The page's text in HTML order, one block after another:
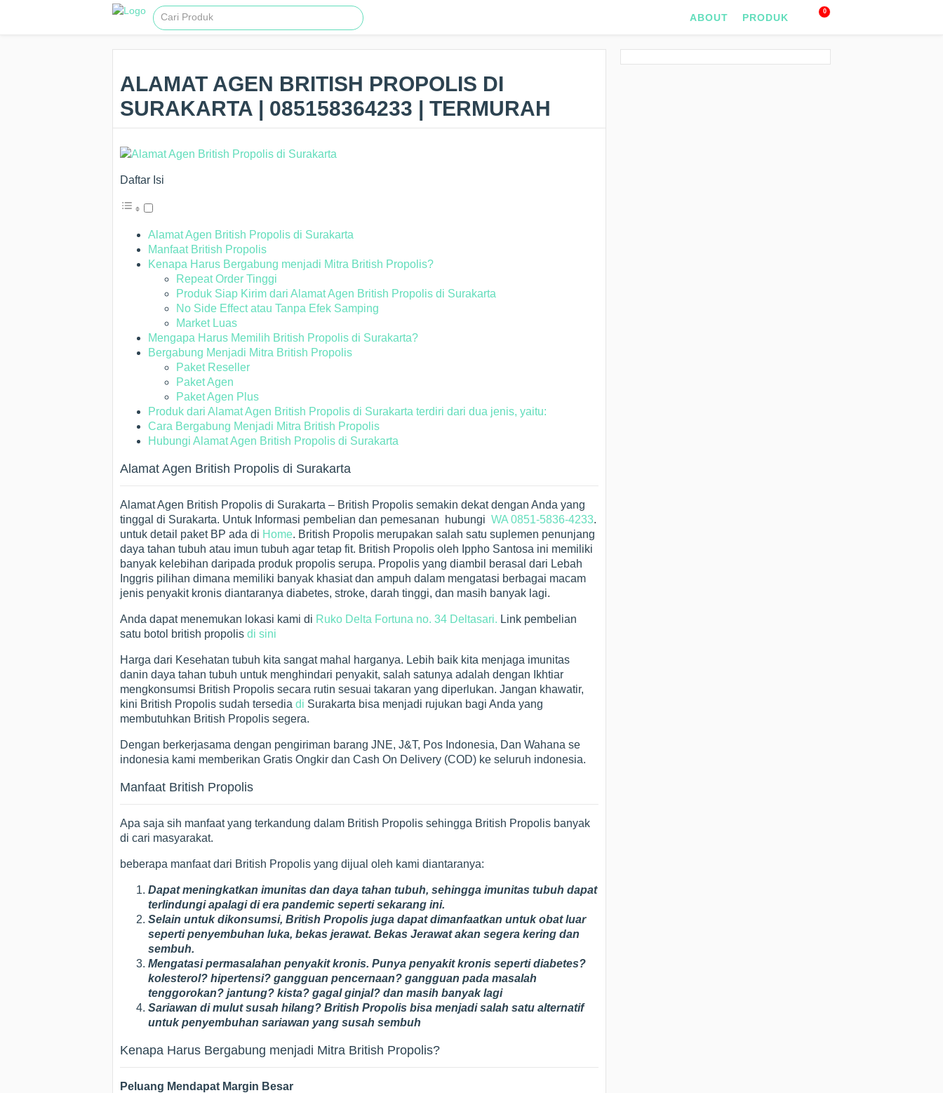
0
ABOUT PRODUK
ALAMAT AGEN BRITISH PROPOLIS DI
SURAKARTA | 085158364233 | TERMURAH
Daftar Isi
Alamat Agen British Propolis di Surakarta
Manfaat British Propolis
Kenapa Harus Bergabung menjadi Mitra British Propolis?
Repeat Order Tinggi
Produk Siap Kirim dari Alamat Agen British Propolis di Surakarta
No Side Effect atau Tanpa Efek Samping
Market Luas
Mengapa Harus Memilih British Propolis di Surakarta?
Bergabung Menjadi Mitra British Propolis
Paket Reseller
Paket Agen
Paket Agen Plus
Produk dari Alamat Agen British Propolis di Surakarta terdiri dari dua jenis, yaitu:
Cara Bergabung Menjadi Mitra British Propolis
Hubungi Alamat Agen British Propolis di Surakarta
Alamat Agen British Propolis di Surakarta
Alamat Agen British Propolis di Surakarta – British Propolis semakin dekat dengan Anda yang
tinggal di Surakarta. Untuk Informasi pembelian dan pemesanan hubungi WA 0851-5836-4233.
untuk detail paket BP ada di Home. British Propolis merupakan salah satu suplemen penunjang
daya tahan tubuh atau imun tubuh agar tetap fit. British Propolis oleh Ippho Santosa ini memiliki
banyak kelebihan daripada produk propolis serupa. Propolis yang diambil berasal dari Lebah
Inggris pilihan dimana memiliki banyak khasiat dan ampuh dalam mengatasi berbagai macam
jenis penyakit kronis diantaranya diabetes, stroke, darah tinggi, dan masih banyak lagi.
Anda dapat menemukan lokasi kami di Ruko Delta Fortuna no. 34 Deltasari. Link pembelian
satu botol british propolis di sini
Harga dari Kesehatan tubuh kita sangat mahal harganya. Lebih baik kita menjaga imunitas
danin daya tahan tubuh untuk menghindari penyakit, salah satunya adalah dengan Ikhtiar
mengkonsumsi British Propolis secara rutin sesuai takaran yang diperlukan. Jangan khawatir,
kini British Propolis sudah tersedia di Surakarta bisa menjadi rujukan bagi Anda yang
membutuhkan British Propolis segera.
Dengan berkerjasama dengan pengiriman barang JNE, J&T, Pos Indonesia, Dan Wahana se
indonesia kami memberikan Gratis Ongkir dan Cash On Delivery (COD) ke seluruh indonesia.
Manfaat British Propolis
Apa saja sih manfaat yang terkandung dalam British Propolis sehingga British Propolis banyak
di cari masyarakat.
beberapa manfaat dari British Propolis yang dijual oleh kami diantaranya:
Dapat meningkatkan imunitas dan daya tahan tubuh, sehingga imunitas tubuh dapat
terlindungi apalagi di era pandemic seperti sekarang ini.
Selain untuk dikonsumsi, British Propolis juga dapat dimanfaatkan untuk obat luar
seperti penyembuhan luka, bekas jerawat. Bekas Jerawat akan segera kering dan
sembuh.
Mengatasi permasalahan penyakit kronis. Punya penyakit kronis seperti diabetes?
kolesterol? hipertensi? gangguan pencernaan? gangguan pada masalah
tenggorokan? jantung? kista? gagal ginjal? dan masih banyak lagi
Sariawan di mulut susah hilang? British Propolis bisa menjadi salah satu alternatif
untuk penyembuhan sariawan yang susah sembuh
Kenapa Harus Bergabung menjadi Mitra British Propolis?
Peluang Mendapat Margin Besar